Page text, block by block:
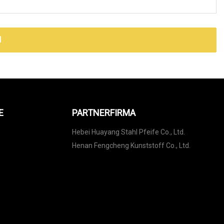
PARTNERFIRMA
Hebei Huayang Stahl Pfeife Co., Ltd.
Henan Fengcheng Kunststoff Co., Ltd.